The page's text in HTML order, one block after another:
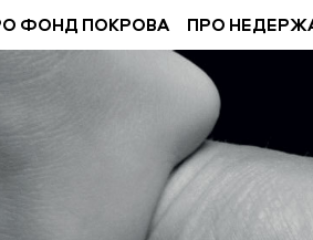
ФОНД ПОКРОВА ПРО